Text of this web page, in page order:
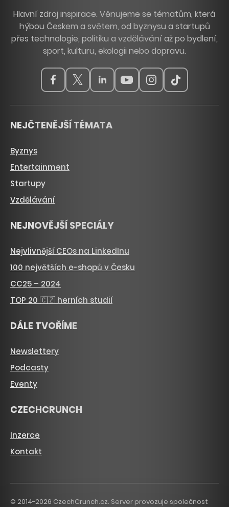
Hlavní zdroj inspirace. Věnujeme se tématům, která
hýbou Českem a světem, od byznysu a startupů
přes technologie, politiku a vzdělávání až po bydlení,
sport, kulturu, ekologii nebo dopravu.
NEJČTENĚJŠÍ TÉMATA
Byznys
Entertainment
Startupy
Vzdělávání
NEJNOVĚJŠÍ SPECIÁLY
Nejvlivnější CEOs na LinkedInu
100 největších e-shopů v Česku
CC25 – 2024
TOP 20 🇨🇿 herních studií
DÁLE TVOŘÍME
Newslettery
Podcasty
Eventy
CZECHCRUNCH
Inzerce
Kontakt
© 2014-2026 CzechCrunch.cz. Server provozuje společnost